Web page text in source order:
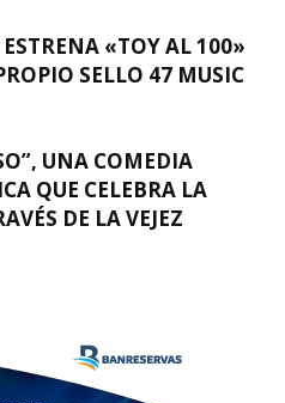
«TOY AL 100»
SELLO 47 MUSIC
UNA COMEDIA
QUE CELEBRA LA
DE LA VEJEZ